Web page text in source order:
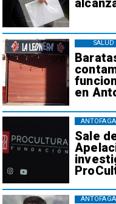
en
SALUD
Sale